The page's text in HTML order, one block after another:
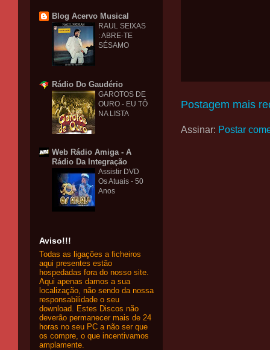
Postagem mais
Assinar: Postar
Blog Acervo Musical
RAUL SEIXAS
: ABRE-TE
SÉSAMO
Rádio Do Gaudério
GAROTOS DE
OURO - EU TÔ
NA LISTA
Web Rádio Amiga - A
Rádio Da Integração
Assistir DVD
Os Atuais - 50
Anos
Aviso!!!
Todas as ligações a ficheiros
aqui presentes estão
hospedadas fora do nosso site.
Aqui apenas damos a sua
localização, não sendo da nossa
responsabilidade o seu
download. Estes Discos não
deverão permanecer mais de 24
horas no seu PC a não ser que
os compre, o que incentivamos
amplamente.